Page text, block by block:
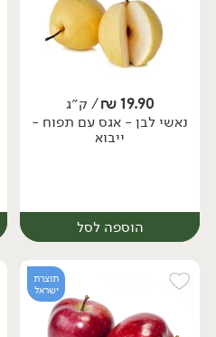
יח׳ ק״ג
19.90
₪/ ק״ג
נאשי לבן - אגס עם תפוח -
ייבוא
הוספה לסל
תוצרת
ישראל